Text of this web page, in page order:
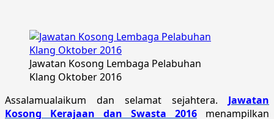
Jawatan Kosong Lembaga Pelabuhan
Klang Oktober 2016
Assalamualaikum dan selamat sejahtera. Jawatan
Kosong Kerajaan dan Swasta 2016 menampilkan